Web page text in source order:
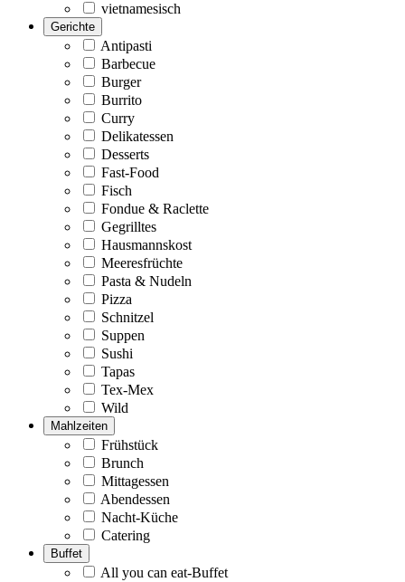
vietnamesisch
Gerichte
Antipasti
Barbecue
Burger
Burrito
Curry
Delikatessen
Desserts
Fast-Food
Fisch
Fondue & Raclette
Gegrilltes
Hausmannskost
Meeresfrüchte
Pasta & Nudeln
Pizza
Schnitzel
Suppen
Sushi
Tapas
Tex-Mex
Wild
Mahlzeiten
Frühstück
Brunch
Mittagessen
Abendessen
Nacht-Küche
Catering
Buffet
All you can eat-Buffet